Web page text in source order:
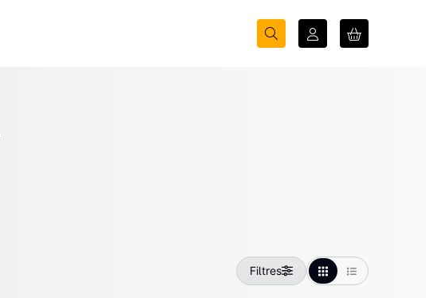
Filtres